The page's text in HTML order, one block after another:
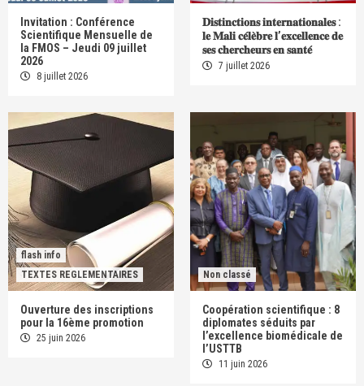
Invitation : Conférence
Scientifique Mensuelle de
la FMOS – Jeudi 09 juillet
2026
8 juillet 2026
𝐃𝐢𝐬𝐭𝐢𝐧𝐜𝐭𝐢𝐨𝐧𝐬 𝐢𝐧𝐭𝐞𝐫𝐧𝐚𝐭𝐢𝐨𝐧𝐚𝐥𝐞𝐬 :
𝐥𝐞 𝐌𝐚𝐥𝐢 𝐜𝐞́𝐥𝐞̀𝐛𝐫𝐞 𝐥’𝐞𝐱𝐜𝐞𝐥𝐥𝐞𝐧𝐜𝐞 𝐝𝐞
𝐬𝐞𝐬 𝐜𝐡𝐞𝐫𝐜𝐡𝐞𝐮𝐫𝐬 𝐞𝐧 𝐬𝐚𝐧𝐭𝐞́
7 juillet 2026
flash info
TEXTES REGLEMENTAIRES
Ouverture des inscriptions
pour la 16ème promotion
25 juin 2026
Non classé
Coopération scientifique : 8
diplomates séduits par
l’excellence biomédicale de
l’USTTB
11 juin 2026